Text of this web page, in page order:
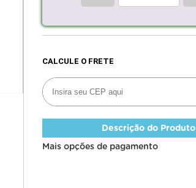
Descrição do Produto
Mais opções de pagamento